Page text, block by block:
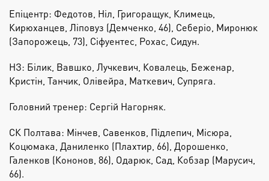
Епіцентр: Федотов, Ніл, Григоращук, Климець,
Кирюханцев, Ліповуз (Демченко, 46), Себеріо, Миронюк
(Запорожець, 73), Сіфуентес, Рохас, Сидун.
НЗ: Білик, Вавшко, Лучкевич, Ковалець, Беженар,
Кристін, Танчик, Олівейра, Маткевич, Супряга.
Головний тренер: Сергій Нагорняк.
СК Полтава: Мінчев, Савенков, Підлепич, Місюра,
Коцюмака, Даниленко (Плахтир, 66), Дорошенко,
Галенков (Кононов, 86), Одарюк, Сад, Кобзар (Марусич,
66).